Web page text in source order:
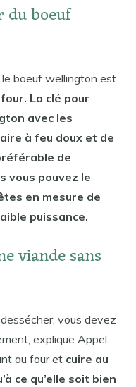
du boeuf
boeuf wellington est
La clé pour
avec les
à feu doux et de
de
vous pouvez le
en mesure de
puissance.
viande sans
vous devez
explique Appel.
au four et cuire au
ce qu’elle soit bien